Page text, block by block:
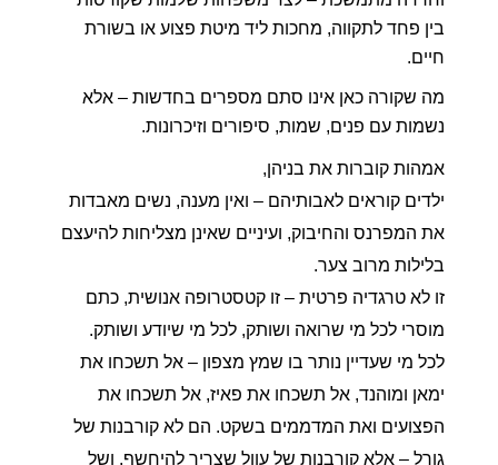
בין פחד לתקווה, מחכות ליד מיטת פצוע או בשורת
חיים.
מה שקורה כאן אינו סתם מספרים בחדשות – אלא
נשמות עם פנים, שמות, סיפורים וזיכרונות.
אמהות קוברות את בניהן,
ילדים קוראים לאבותיהם – ואין מענה, נשים מאבדות
את המפרנס והחיבוק, ועיניים שאינן מצליחות להיעצם
בלילות מרוב צער.
זו לא טרגדיה פרטית – זו קטסטרופה אנושית, כתם
מוסרי לכל מי שרואה ושותק, לכל מי שיודע ושותק.
לכל מי שעדיין נותר בו שמץ מצפון – אל תשכחו את
ימאן ומוהנד, אל תשכחו את פאיז, אל תשכחו את
הפצועים ואת המדממים בשקט. הם לא קורבנות של
גורל – אלא קורבנות של עוול שצריך להיחשף, ושל